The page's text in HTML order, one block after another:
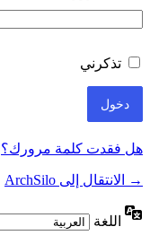
تذكرني
هل فقدت كلمة مرورك؟
→ الانتقال إلى ArchSilo
اللغة